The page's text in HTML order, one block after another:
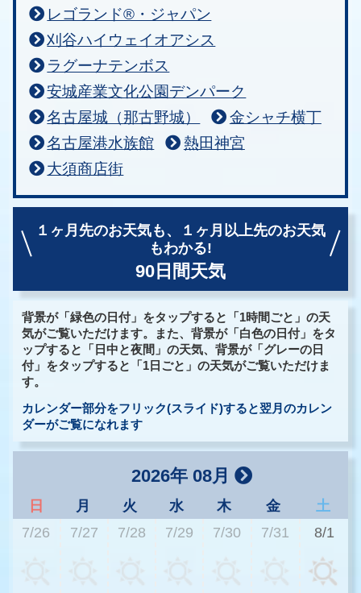
レゴランド®・ジャパン
刈谷ハイウェイオアシス
ラグーナテンボス
安城産業文化公園デンパーク
名古屋城（那古野城）
金シャチ横丁
名古屋港水族館
熱田神宮
大須商店街
１ヶ月先のお天気も、
１ヶ月以上先のお天気
もわかる!
90日間天気
背景が「緑色の日付」をタップすると「1時間ごと」の天
気がご覧いただけます。また、背景が「白色の日付」をタ
ップすると「日中と夜間」の天気、背景が「グレーの日
付」をタップすると「1日ごと」の天気がご覧いただけま
す。
カレンダー部分をフリック(スライド)すると翌月のカレン
ダーがご覧になれます
2026年 08月
日 月 火 水 木 金
土
7/26
7/27 7/28 7/29 7/30 7/31 8/1